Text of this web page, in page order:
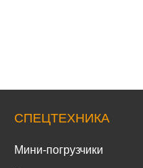
СПЕЦТЕХНИКА
Мини-погрузчики